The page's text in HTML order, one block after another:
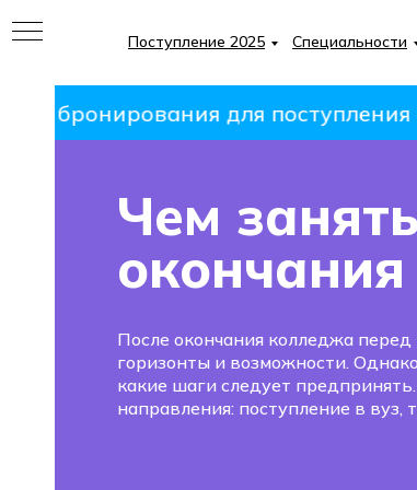
Специальности
Поступление 2025
для поступления в
Чем
После окончания колледжа
горизонты и возможности.
какие шаги следует
направления: поступление в вуз,